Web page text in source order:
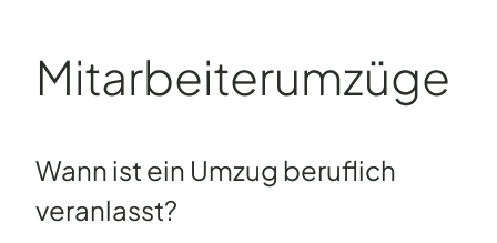
Mitarbeiter­umzüge
Wann ist ein Umzug beruflich
veranlasst?